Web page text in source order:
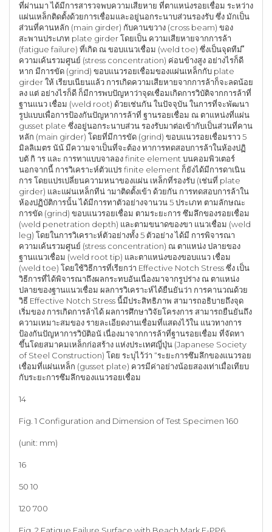
ที่ผ่านมา ได้มีการสารวจพบความเสียหาย ที่ตาแหน่งรอยเชื่อม ระหว่าง
แผ่นเหล็กติดตั้งด้วยการเชื่อมและอยู่นอกระนาบส่วนรองรับ ซึ่ง มักเป็น
ส่วนที่คานหลัก (main girder) กับคานขวาง (cross beam) ของ
สะพานประเภท plate girder โดยเป็น ความเสียหายจากการล้า
(fatigue failure) ที่เกิด ณ ขอบแนวเชื่อม (weld toe) ซึ่งเป็นจุดทีม่ ี
ความเค้นรวมศูนย์ (stress concentration) ค่อนข้างสูง อย่างไรก็ดี
หาก มีการขัด (grind) ขอบแนวรอยเชื่อมของแผ่นเหล็กกับ plate
girder ให้ เรียบเนียนแล้ว การเกิดความเสียหายจากการล้าก็จะลดน้อย
ลง แต่ อย่างไรก็ดี ก็มีการพบปัญหาว่าจุดเชื่อมเกิดการวิบัติจากการล้าที่
ฐานแนว เชื่อม (weld root) ด้วยเช่นกัน ในปัจจุบัน ในการที่จะพัฒนา
รูปแบบเพื่อการป้องกันปัญหาการล้าที่ ฐานรอยเชื่อม ณ ตาแหน่งที่แผ่น
gusset plate ซึ่งอยู่นอกระนาบส่วน รองรับมาต่อเข้ากับเป็นส่วนที่คาน
หลัก (main girder) โดยที่มีการขัด (grind) ขอบแนวรอยเชื่อมราว 5
มิลลิเมตร นัน้ มีความจาเป็นที่จะต้อง ทาการทดสอบการล้าในห้องปฏิ
บตั กิ าร และ การทาแบบจาลอง finite element บนคอมพิวเตอร์
นอกจากนี้ การวิเคราะห์ตัวแปร finite element ก็ยังได้มีการดาเนิน
การ โดยแปรเปลี่ยนความหนาของแผ่น เหล็กที่รองรับ (เช่นที่ plate
girder) และแผ่นเหล็กทีน่ ามาติดตั้งเข้า ด้วยกัน การทดสอบการล้าใน
ห้องปฏิบัติการนั้น ได้มีการทาตัวอย่างจานวน 5 ประเภท ตามลักษณะ
การขัด (grind) ขอบแนวรอยเชื่อม ตามระยะการ ซึมลึกของรอยเชื่อม
(weld penetration depth) และตามขนาดของขา แนวเชื่อม (weld
leg) โดยในการวิเคราะห์ตัวอย่างทั้ง 5 ตัวอย่าง ได้มี การพิจารณา
ความเค้นรวมศูนย์ (stress concentration) ณ ตาแหน่ง ปลายของ
ฐานแนวเชื่อม (weld root tip) และตาแหน่งของขอบแนว เชื่อม
(weld toe) โดยใช้วิธีการที่เรียกว่า Effective Notch Stress ซึ่ง เป็น
วิธีการที่ได้พิจารณาถึงผลกระทบอันเนื่องมาจากรูปร่าง ณ ตาแหน่ง
ปลายของฐานแนวเชื่อม ผลการวิเคราะห์ได้ยืนยันว่า การคานวณด้วย
วิธี Effective Notch Stress นี้มีประสิทธิภาพ สามารถอธิบายถึงจุด
เริ่มของ การเกิดการล้าได้ ผลการศึกษาวิจัยโครงการ สามารถยืนยันถึง
ความเหมาะสมของ รายละเอียดงานเชื่อมที่แสดงไว้ใน แนวทางการ
ป้องกันปัญหาการวิบัติอนั เนื่องมาจากการล้าที่ฐานรอยเชื่อม ที่จัดทา
ขึ้นโดยสมาคมเหล็กก่อสร้าง แห่งประเทศญี่ปุ่น (Japanese Society
of Steel Construction) โดย ระบุไว้ว่า “ระยะการซึมลึกของแนวรอย
เชื่อมที่แผ่นเหล็ก (gusset plate) ควรมีค่าอย่างน้อยสองเท่าเมื่อเทียบ
กับระยะการซึมลึกของแนวรอยเชื่อม
14
Fig. 1 Configuration and Dimension of Test Specimen 160
(unit: mm)
16
50 10
120 700